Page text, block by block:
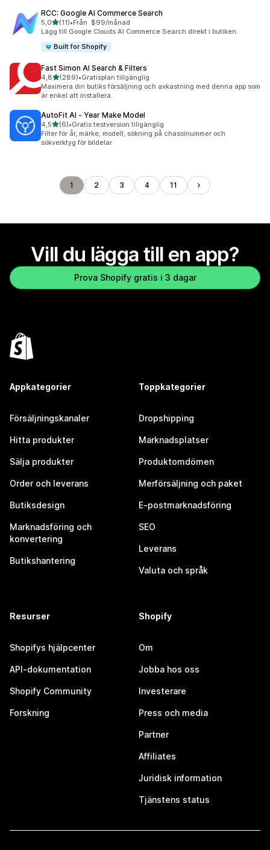
RCC: Google AI Commerce Search
5,0av 5 stjärnor
(11)
11 recensioner totalt
•Från $99/månad
Lägg till Google Clouds AI Commerce Search direkt i butiken.
Built for Shopify
Fast Simon AI Search & Filters
4,8av 5 stjärnor
(289)
289 recensioner totalt
•Gratisplan tillgänglig
Maximera din butiks försäljning och avkastning med denna app som
är enkel att installera.
AutoFit AI ‑ Year Make Model
4,5av 5 stjärnor
(6)
6 recensioner totalt
•Gratis testversion tillgänglig
Filter för år, märke, modell, sökning på chassinummer och
sökverktyg för bildelar
1 2 3 4 11
Vill du lägga till en app?
Prova Shopify gratis i 3 dagar
Appkategorier
Försäljningskanaler
Hitta produkter
Sälja produkter
Order och leverans
Butiksdesign
Marknadsföring och
konvertering
Butikshantering
Toppkategorier
Dropshipping
Marknadsplatser
Produktomdömen
Merförsäljning och paket
E-postmarknadsföring
SEO
Leverans
Valuta och språk
Resurser
Shopifys hjälpcenter
API-dokumentation
Shopify Community
Forskning
Shopify
Om
Jobba hos oss
Investerare
Press och media
Partner
Affiliates
Juridisk information
Tjänstens status